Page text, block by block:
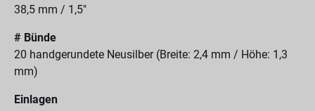
38,5 mm / 1,5"
# Bünde
20 handgerundete Neusilber (Breite: 2,4 mm / Höhe: 1,3
mm)
Einlagen